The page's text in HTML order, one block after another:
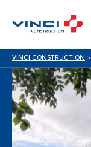
VINCI CONSTRUCTION >